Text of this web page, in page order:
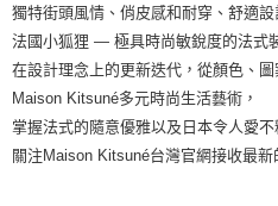
獨特街頭風情、俏皮感和耐穿、舒適設
法國小狐狸 — 極具時尚敏銳度的法式
在設計理念上的更新迭代，從顏色、
Maison Kitsuné多元時尚生活藝術，
掌握法式的隨意優雅以及日本令人愛不
關注Maison Kitsuné台灣官網接收最新